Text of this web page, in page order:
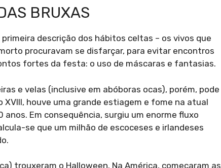
BRUXAS
descrição dos hábitos celtas – os vivos que
procuravam se disfarçar, para evitar encontros
fortes da festa: o uso de máscaras e fantasias.
e velas (inclusive em abóboras ocas), porém, pode
houve uma grande estiagem e fome na atual
Em consequência, surgiu um enorme fluxo
se que um milhão de escoceses e irlandeses
trouxeram o Halloween. Na América, começaram as